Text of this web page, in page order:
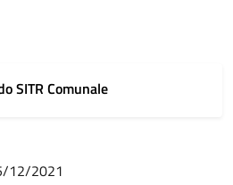
SITR Comunale
12/2021